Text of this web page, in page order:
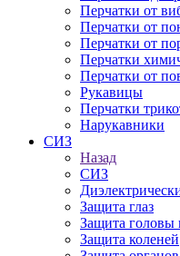
Перчатки от
Перчатки от
Перчатки от
Перчатки
Перчатки от
Рукавицы
Перчатки
Нарукавники
СИЗ
Назад
СИЗ
Защита глаз
Защита головы
Защита коленей